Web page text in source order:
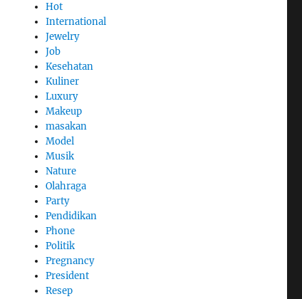
Hot
International
Jewelry
Job
Kesehatan
Kuliner
Luxury
Makeup
masakan
Model
Musik
Nature
Olahraga
Party
Pendidikan
Phone
Politik
Pregnancy
President
Resep